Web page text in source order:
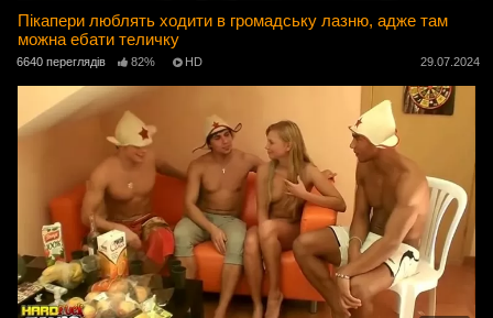
Пікапери люблять ходити в громадську лазню, адже там
можна ебати теличку
6640 переглядів 82% HD 29.07.2024